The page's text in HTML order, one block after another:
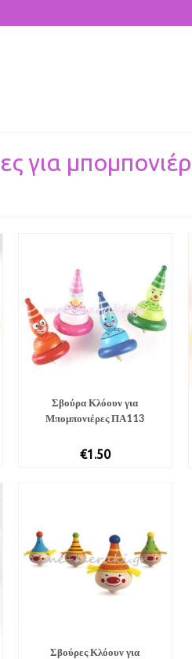
για
Σβούρα Κλόουν για
Μπομπονιέρες ΠΑ113
€1.50
Σβούρες Κλόουν για